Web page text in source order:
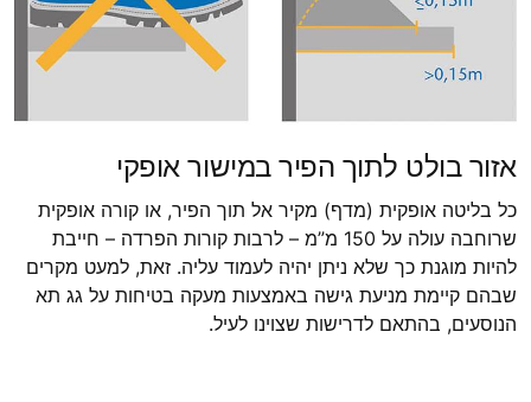
אזור בולט לתוך הפיר במישור אופקי
כל בליטה אופקית (מדף) מקיר אל תוך הפיר, או קורה אופקית
שרוחבה עולה על 150 מ”מ – לרבות קורות הפרדה – חייבת
להיות מוגנת כך שלא ניתן יהיה לעמוד עליה. זאת, למעט מקרים
שבהם קיימת מניעת גישה באמצעות מעקה בטיחות על גג תא
הנוסעים, בהתאם לדרישות שצוינו לעיל.